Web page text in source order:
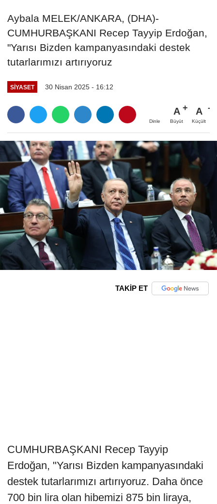
Aybala MELEK/ANKARA, (DHA)-
CUMHURBAŞKANI Recep Tayyip Erdoğan,
"Yarısı Bizden kampanyasındaki destek
tutarlarımızı artırıyoruz
SIYASET 30 Nisan 2025 - 16:12
Dinle
A
Büyüt
A
Küçült
TAKİP ET
CUMHURBAŞKANI Recep Tayyip
Erdoğan, "Yarısı Bizden kampanyasındaki
destek tutarlarımızı artırıyoruz. Daha önce
700 bin lira olan hibemizi 875 bin liraya,